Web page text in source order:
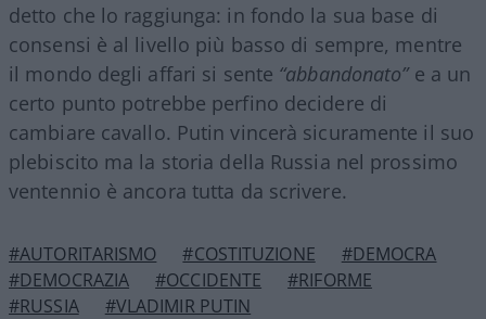
detto che lo raggiunga: in fondo la sua base di
consensi è al livello più basso di sempre, mentre
il mondo degli affari si sente “abbandonato”e a un
certo punto potrebbe perfino decidere di
cambiare cavallo. Putin vincerà sicuramente il suo
plebiscito ma la storia della Russia nel prossimo
ventennio è ancora tutta da scrivere.
#AUTORITARISMO #COSTITUZIONE
#DEMOCRA
#DEMOCRAZIA
#OCCIDENTE
#RIFORME
#RUSSIA
#VLADIMIR PUTIN